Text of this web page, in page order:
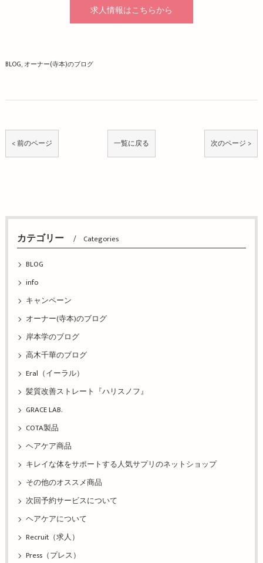
求人情報はこちらから
BLOG オーナー(寺本)のブログ
< 前のページ 一覧に戻る 次のページ >
カテゴリー Categories
BLOG
info
キャンペーン
オーナー(寺本)のブログ
岸本学のブログ
高木千華のブログ
Eral（イーラル）
髪質改善ストレート『ハリスノフ』
GRACE LAB.
COTA製品
ヘアケア商品
キレイな体をサポートする人気サプリのネットショップ
その他のオススメ商品
次回予約サービスについて
ヘアケアについて
Recruit（求人）
Press（プレス）